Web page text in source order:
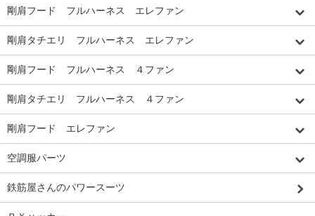
剛肩フード フルハーネス エレファン
剛肩タチエリ フルハーネス エレファン
剛肩フード フルハーネス ４ファン
剛肩タチエリ フルハーネス ４ファン
剛肩フード エレファン
空調服パーツ
鉄筋屋さんのパワースーツ